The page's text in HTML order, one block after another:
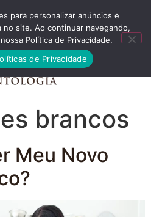
CONOSCO
brancos
Meu Novo
para personalizar anúncios e
no site. Ao continuar navegando,
Política de Privacidade.
de Privacidade